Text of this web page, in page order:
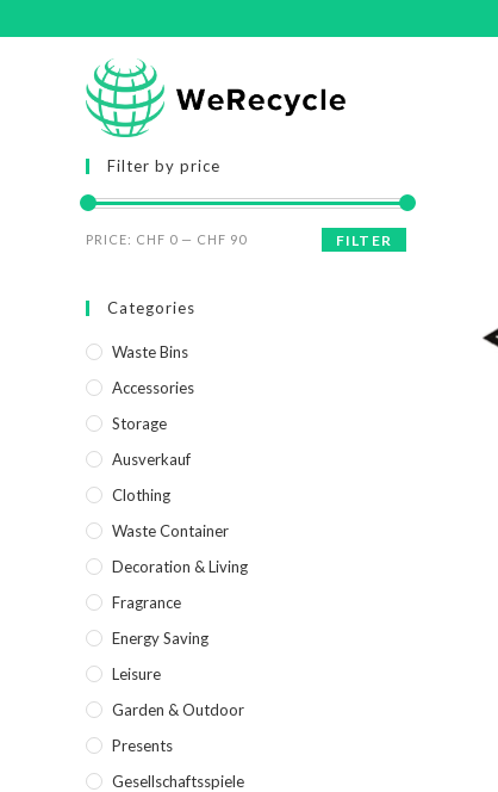
Filter by price
FILTER
PRICE: CHF 0 — CHF 90
Categories
Waste Bins
Accessories
Storage
Ausverkauf
Clothing
Waste Container
Decoration & Living
Fragrance
Energy Saving
Leisure
Garden & Outdoor
Presents
Gesellschaftsspiele